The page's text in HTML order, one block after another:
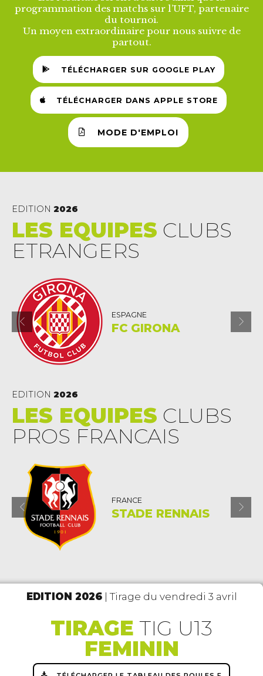
programmation des matchs sur l’UFT, partenaire
du tournoi.
Un moyen extraordinaire pour nous suivre de
partout.
TÉLÉCHARGER SUR GOOGLE PLAY
TÉLÉCHARGER DANS APPLE STORE
MODE D'EMPLOI
EDITION 2026
LES EQUIPES CLUBS
ETRANGERS
FC PORTO
EDITION 2026
LES EQUIPES CLUBS
PROS FRANCAIS
STADE
EDITION 2026| Tirage du vendredi 3 avril
TIRAGE TIG U13
FEMININ